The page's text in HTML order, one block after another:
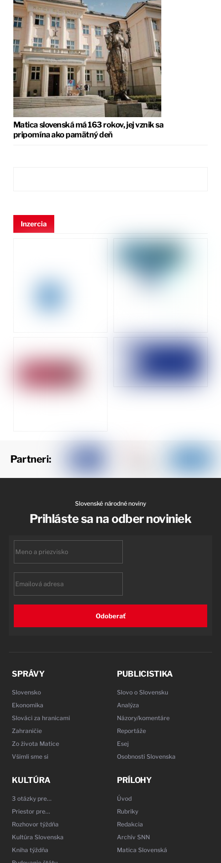
Matica slovenská má 163 rokov, jej vznik sa
pripomína ako pamätný deň
Inzercia
Partneri:
Slovenské národné noviny
Prihláste sa na odber noviniek
Odoberať
SPRÁVY
Slovensko
Ekonomika
Slováci za hranicami
Zahraničie
Zo života Matice
Všimli sme si
PUBLICISTIKA
Slovo o Slovensku
Analýza
Názory/komentáre
Reportáže
Esej
Osobnosti Slovenska
KULTÚRA
3 otázky pre…
Priestor pre…
Rozhovor týždňa
Kultúra Slovenska
Kniha týždňa
PRÍLOHY
Úvod
Rubriky
Redakcia
Archív SNN
Matica Slovenská